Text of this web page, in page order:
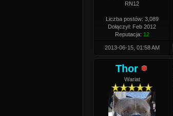
RN12
Liczba postów: 3,089
Dołączył: Feb 2012
Reputacja: 12
2013-06-15, 01:58 AM
Thor
Wariat